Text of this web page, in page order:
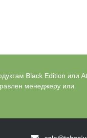
Black Edition или
менеджеру или